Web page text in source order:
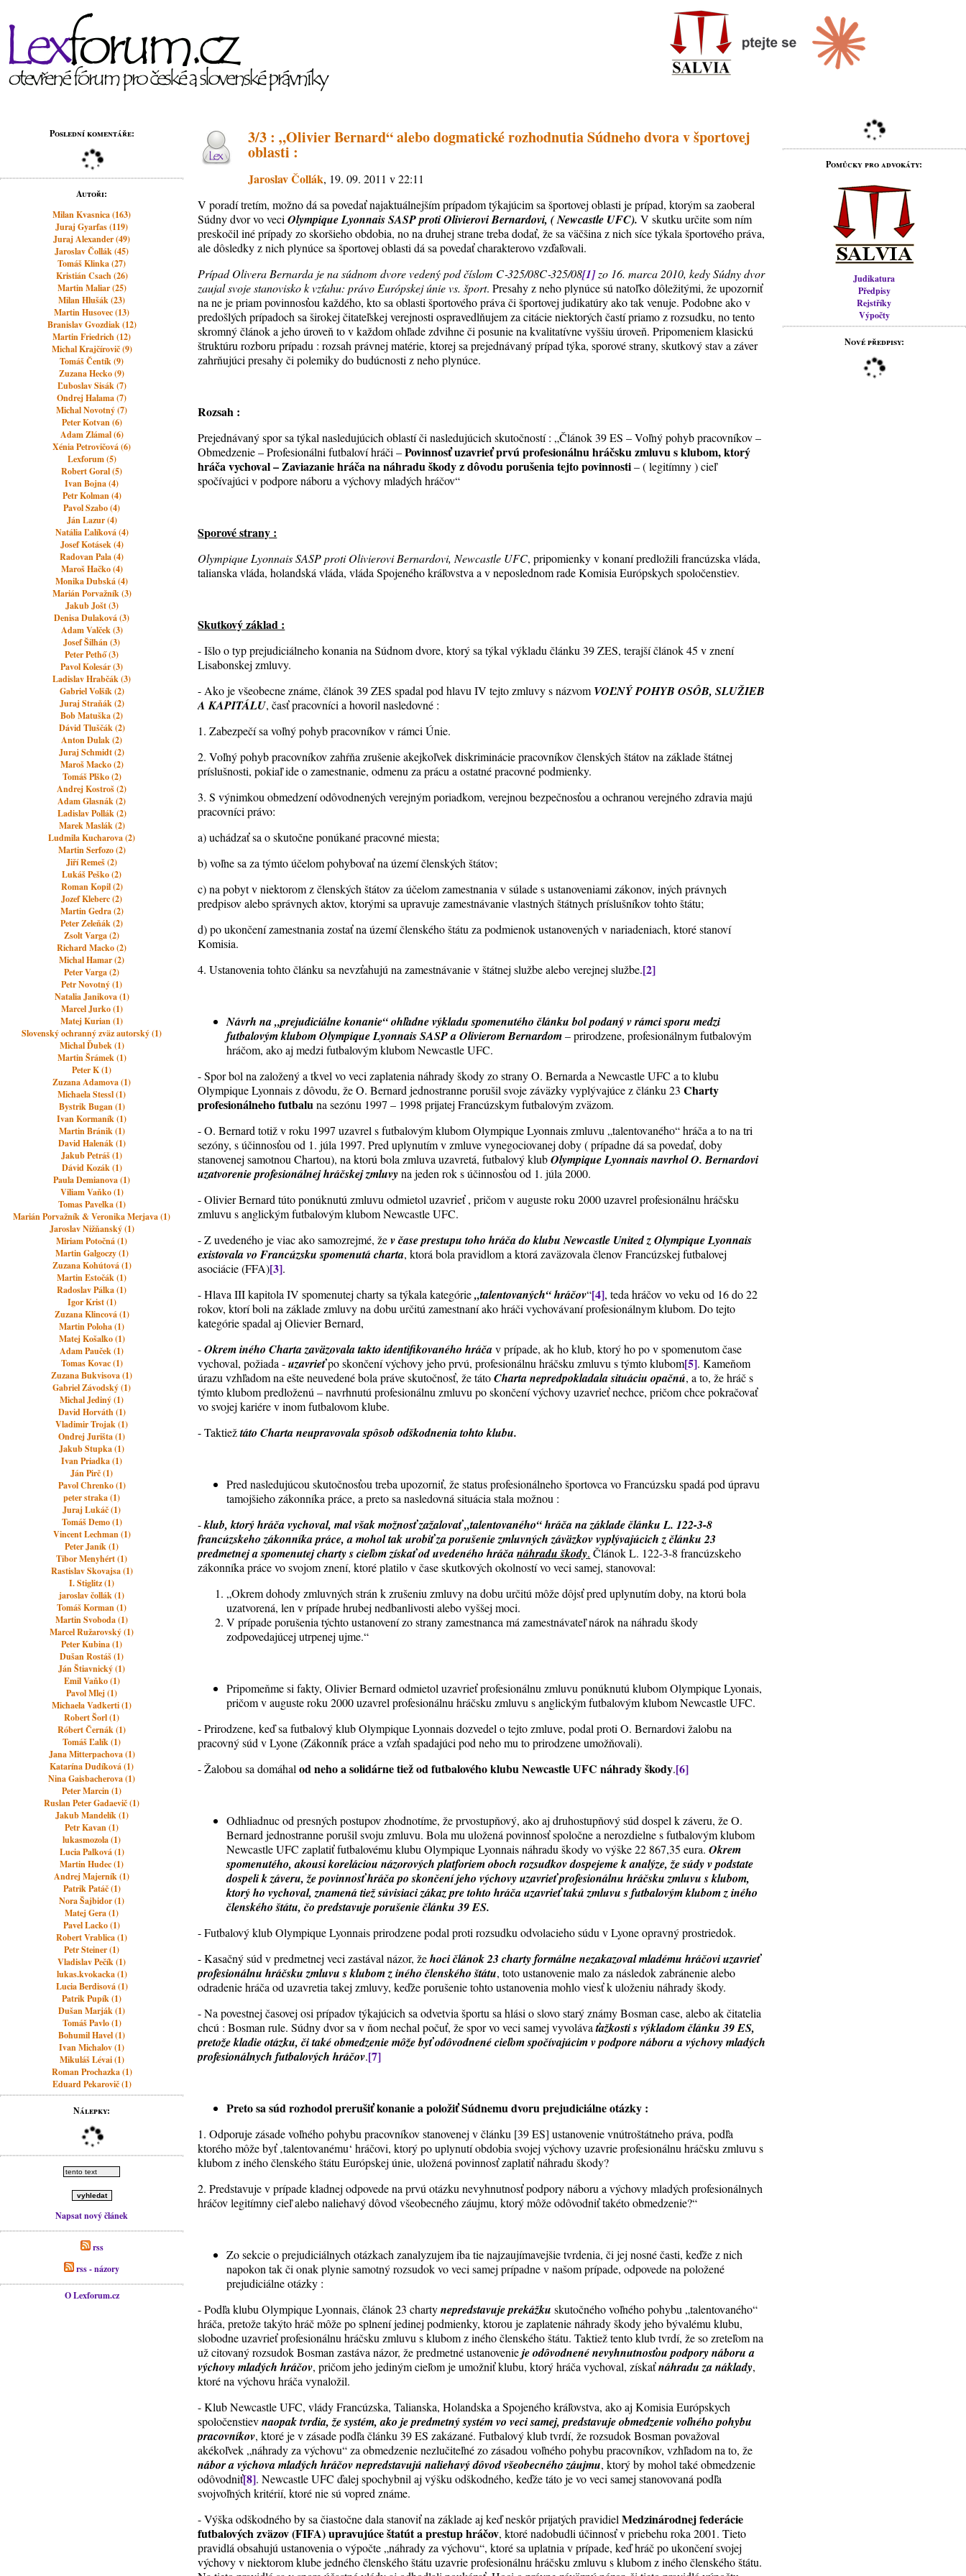
Poslední komentáře:
Autoři:
Milan Kvasnica (163)
Juraj Gyarfas (119)
Juraj Alexander (49)
Jaroslav Čollák (45)
Tomáš Klinka (27)
Kristián Csach (26)
Martin Maliar (25)
Milan Hlušák (23)
Martin Husovec (13)
Branislav Gvozdiak (12)
Martin Friedrich (12)
Michal Krajčírovič (9)
Tomáš Čentík (9)
Zuzana Hecko (9)
Ľuboslav Sisák (7)
Ondrej Halama (7)
Michal Novotný (7)
Peter Kotvan (6)
Adam Zlámal (6)
Xénia Petrovičová (6)
Lexforum (5)
Robert Goral (5)
Ivan Bojna (4)
Petr Kolman (4)
Pavol Szabo (4)
Ján Lazur (4)
Natália Ľalíková (4)
Josef Kotásek (4)
Radovan Pala (4)
Maroš Hačko (4)
Monika Dubská (4)
Marián Porvažník (3)
Jakub Jošt (3)
Denisa Dulaková (3)
Adam Valček (3)
Josef Šilhán (3)
Peter Pethő (3)
Pavol Kolesár (3)
Ladislav Hrabčák (3)
Gabriel Volšík (2)
Juraj Straňák (2)
Bob Matuška (2)
Dávid Tluščák (2)
Anton Dulak (2)
Juraj Schmidt (2)
Maroš Macko (2)
Tomáš Plško (2)
Andrej Kostroš (2)
Adam Glasnák (2)
Ladislav Pollák (2)
Marek Maslák (2)
Ludmila Kucharova (2)
Martin Serfozo (2)
Jiří Remeš (2)
Lukáš Peško (2)
Roman Kopil (2)
Jozef Kleberc (2)
Martin Gedra (2)
Peter Zeleňák (2)
Zsolt Varga (2)
Richard Macko (2)
Michal Hamar (2)
Peter Varga (2)
Petr Novotný (1)
Natalia Janikova (1)
Marcel Jurko (1)
Matej Kurian (1)
Slovenský ochranný zväz autorský (1)
Michal Ďubek (1)
Martin Šrámek (1)
Peter K (1)
Zuzana Adamova (1)
Michaela Stessl (1)
Bystrik Bugan (1)
Ivan Kormaník (1)
Martin Bránik (1)
David Halenák (1)
Jakub Petráš (1)
Dávid Kozák (1)
Paula Demianova (1)
Viliam Vaňko (1)
Tomas Pavelka (1)
Marián Porvažník & Veronika Merjava (1)
Jaroslav Nižňanský (1)
Miriam Potočná (1)
Martin Galgoczy (1)
Zuzana Kohútová (1)
Martin Estočák (1)
Radoslav Pálka (1)
Igor Krist (1)
Zuzana Klincová (1)
Martin Poloha (1)
Matej Košalko (1)
Adam Pauček (1)
Tomas Kovac (1)
Zuzana Bukvisova (1)
Gabriel Závodský (1)
Michal Jediný (1)
David Horváth (1)
Vladimir Trojak (1)
Ondrej Jurišta (1)
Jakub Stupka (1)
Ivan Priadka (1)
Ján Pirč (1)
Pavol Chrenko (1)
peter straka (1)
Juraj Lukáč (1)
Tomáš Demo (1)
Vincent Lechman (1)
Peter Janík (1)
Tibor Menyhért (1)
Rastislav Skovajsa (1)
I. Stiglitz (1)
jaroslav čollák (1)
Tomáš Korman (1)
Martin Svoboda (1)
Marcel Ružarovský (1)
Peter Kubina (1)
Dušan Rostáš (1)
Ján Štiavnický (1)
Emil Vaňko (1)
Pavol Mlej (1)
Michaela Vadkerti (1)
Robert Šorl (1)
Róbert Černák (1)
Tomáš Ľalík (1)
Jana Mitterpachova (1)
Katarína Dudíková (1)
Nina Gaisbacherova (1)
Peter Marcin (1)
Ruslan Peter Gadaevič (1)
Jakub Mandelík (1)
Petr Kavan (1)
lukasmozola (1)
Lucia Palková (1)
Martin Hudec (1)
Andrej Majerník (1)
Patrik Patáč (1)
Nora Šajbidor (1)
Matej Gera (1)
Pavel Lacko (1)
Robert Vrablica (1)
Petr Steiner (1)
Vladislav Pečík (1)
lukas.kvokacka (1)
Lucia Berdisová (1)
Patrik Pupík (1)
Dušan Marják (1)
Tomáš Pavlo (1)
Bohumil Havel (1)
Ivan Michalov (1)
Mikuláš Lévai (1)
Roman Prochazka (1)
Eduard Pekarovič (1)
Nálepky:
Napsat nový článek
rss
rss - názory
O Lexforum.cz
Pomůcky pro advokáty:
Judikatura
Předpisy
Rejstříky
Výpočty
Nové předpisy:
3/3 : „Olivier Bernard“ alebo dogmatické rozhodnutia Súdneho dvora v športovej
oblasti :
Jaroslav Čollák, 19. 09. 2011 v 22:11
V poradí tretím, možno dá sa povedať najaktuálnejším prípadom týkajúcim sa športovej oblasti je prípad, ktorým sa zaoberal
Súdny dvor vo veciOlympique Lyonnais SASP proti Olivierovi Bernardovi, ( Newcastle UFC). V skutku určite som ním
preskočil iné prípady zo skoršieho obdobia, no na druhej strane treba dodať, že sa väčšina z nich síce týkala športového práva,
ale dôsledky z nich plynúce sa športovej oblasti dá sa povedať charakterovo vzďaľovali.
Prípad Olivera Bernarda je na súdnom dvore vedený pod číslom C‑325/08C‑325/08[1]zo 16. marca 2010, kedy Súdny dvor
zaujal svoje stanovisko k vzťahu: právo Európskej únie vs. šport. Presahy z neho plynúce sú natoľko dôležitými, že upozorniť
na ne je priam povinnosťou každého, kto sa oblasti športového práva či športovej judikatúry ako tak venuje. Podobne ako v
predošlých prípadoch sa širokej čitateľskej verejnosti ospravedlňujem za citácie niektorých častí priamo z rozsudku, no tento
skromný článok a jeho úroveň to v každom ohľade zdvihne či posunie na kvalitatívne vyššiu úroveň. Pripomeniem klasickú
štruktúru rozboru prípadu : rozsah právnej matérie, ktorej sa prejednávaný prípad týka, sporové strany, skutkový stav a záver
zahrňujúci presahy či polemiky do budúcnosti z neho plynúce.
Rozsah :
Prejednávaný spor sa týkal nasledujúcich oblastí či nasledujúcich skutočností : „Článok 39 ES – Voľný pohyb pracovníkov –
Obmedzenie – Profesionálni futbaloví hráči –Povinnosť uzavrieť prvú profesionálnu hráčsku zmluvu s klubom, ktorý
hráča vychoval – Zaviazanie hráča na náhradu škody z dôvodu porušenia tejto povinnosti– ( legitímny ) cieľ
spočívajúci v podpore náboru a výchovy mladých hráčov“
Sporové strany :
Olympique Lyonnais SASP proti Olivierovi Bernardovi, Newcastle UFC, pripomienky v konaní predložili francúzska vláda,
talianska vláda, holandská vláda, vláda Spojeného kráľovstva a v neposlednom rade Komisia Európskych spoločenstiev.
Skutkový základ :
- Išlo o typ prejudiciálneho konania na Súdnom dvore, ktorý sa týkal výkladu článku 39 ZES, terajší článok 45 v znení
Lisabonskej zmluvy.
- Ako je všeobecne známe, článok 39 ZES spadal pod hlavu IV tejto zmluvy s názvom VOĽNÝ POHYB OSÔB, SLUŽIEB
A KAPITÁLU, časť pracovníci a hovoril nasledovné :
1. Zabezpečí sa voľný pohyb pracovníkov v rámci Únie.
2. Voľný pohyb pracovníkov zahŕňa zrušenie akejkoľvek diskriminácie pracovníkov členských štátov na základe štátnej
príslušnosti, pokiaľ ide o zamestnanie, odmenu za prácu a ostatné pracovné podmienky.
3. S výnimkou obmedzení odôvodnených verejným poriadkom, verejnou bezpečnosťou a ochranou verejného zdravia majú
pracovníci právo:
a) uchádzať sa o skutočne ponúkané pracovné miesta;
b) voľne sa za týmto účelom pohybovať na území členských štátov;
c) na pobyt v niektorom z členských štátov za účelom zamestnania v súlade s ustanoveniami zákonov, iných právnych
predpisov alebo správnych aktov, ktorými sa upravuje zamestnávanie vlastných štátnych príslušníkov tohto štátu;
d) po ukončení zamestnania zostať na území členského štátu za podmienok ustanovených v nariadeniach, ktoré stanoví
Komisia.
4. Ustanovenia tohto článku sa nevzťahujú na zamestnávanie v štátnej službe alebo verejnej službe.[2]
Návrh na „prejudiciálne konanie“ ohľadne výkladu spomenutého článku bol podaný v rámci sporu medzi
futbalovým klubom Olympique Lyonnais SASP a Olivierom Bernardom– prirodzene, profesionálnym futbalovým
hráčom, ako aj medzi futbalovým klubom Newcastle UFC.
- Spor bol na založený a tkvel vo veci zaplatenia náhrady škody zo strany O. Bernarda a Newcastle UFC a to klubu
Olympique Lyonnais z dôvodu, že O. Bernard jednostranne porušil svoje záväzky vyplývajúce z článku 23Charty
profesionálneho futbaluna sezónu 1997 – 1998 prijatej Francúzskym futbalovým zväzom.
- O. Bernard totiž v roku 1997 uzavrel s futbalovým klubom Olympique Lyonnais zmluvu „talentovaného“ hráča a to na tri
sezóny, s účinnosťou od 1. júla 1997. Pred uplynutím v zmluve vynegociovanej doby ( prípadne dá sa povedať, doby
stanovenej samotnou Chartou), na ktorú bola zmluva uzavretá, futbalový klubOlympique Lyonnais navrhol O. Bernardovi
uzatvorenie profesionálnej hráčskej zmluvyna jeden rok s účinnosťou od 1. júla 2000.
- Olivier Bernard túto ponúknutú zmluvu odmietol uzavrieť , pričom v auguste roku 2000 uzavrel profesionálnu hráčsku
zmluvu s anglickým futbalovým klubom Newcastle UFC.
- Z uvedeného je viac ako samozrejmé, žev čase prestupu toho hráča do klubu Newcastle United z Olympique Lyonnais
existovala vo Francúzsku spomenutá charta, ktorá bola pravidlom a ktorá zaväzovala členov Francúzskej futbalovej
asociácie (FFA)[3].
- Hlava III kapitola IV spomenutej charty sa týkala kategórie„talentovaných“ hráčov“[4], teda hráčov vo veku od 16 do 22
rokov, ktorí boli na základe zmluvy na dobu určitú zamestnaní ako hráči vychovávaní profesionálnym klubom. Do tejto
kategórie spadal aj Olievier Bernard,
-Okrem iného Charta zaväzovala takto identifikovaného hráčav prípade, ak ho klub, ktorý ho po v spomenutom čase
vychoval, požiada -uzavrieťpo skončení výchovy jeho prvú, profesionálnu hráčsku zmluvu s týmto klubom[5]. Kameňom
úrazu vzhľadom na ešte neuvedené bola práve skutočnosť, že tátoCharta nepredpokladala situáciu opačnú, a to, že hráč s
týmto klubom predloženú – navrhnutú profesionálnu zmluvu po skončení výchovy uzavrieť nechce, pričom chce pokračovať
vo svojej kariére v inom futbalovom klube.
- Taktiežtáto Charta neupravovala spôsob odškodnenia tohto klubu.
Pred nasledujúcou skutočnosťou treba upozorniť, že status profesionálneho športovca vo Francúzsku spadá pod úpravu
tamojšieho zákonníka práce, a preto sa nasledovná situácia stala možnou :
-klub, ktorý hráča vychoval, mal však možnosť zažalovať „talentovaného“ hráča na základe článku L. 122-3-8
francúzskeho zákonníka práce, a mohol tak urobiť za porušenie zmluvných záväzkov vyplývajúcich z článku 23
predmetnej a spomenutej charty s cieľom získať od uvedeného hráčanáhradu škody. Článok L. 122-3-8 francúzskeho
zákonníka práce vo svojom znení, ktoré platilo v čase skutkových okolností vo veci samej, stanovoval:
„Okrem dohody zmluvných strán k zrušeniu zmluvy na dobu určitú môže dôjsť pred uplynutím doby, na ktorú bola
uzatvorená, len v prípade hrubej nedbanlivosti alebo vyššej moci.
V prípade porušenia týchto ustanovení zo strany zamestnanca má zamestnávateľ nárok na náhradu škody
zodpovedajúcej utrpenej ujme.“
Pripomeňme si fakty, Olivier Bernard odmietol uzavrieť profesionálnu zmluvu ponúknutú klubom Olympique Lyonais,
pričom v auguste roku 2000 uzavrel profesionálnu hráčsku zmluvu s anglickým futbalovým klubom Newcastle UFC.
- Prirodzene, keď sa futbalový klub Olympique Lyonnais dozvedel o tejto zmluve, podal proti O. Bernardovi žalobu na
pracovný súd v Lyone (Zákonník práce a vzťah spadajúci pod neho mu to prirodzene umožňovali).
- Žalobou sa domáhalod neho a solidárne tiež od futbalového klubu Newcastle UFC náhrady škody.[6]
Odhliadnuc od presných postupov zhodnotíme, že prvostupňový, ako aj druhostupňový súd dospel k záveru, že O.
Bernard jednostranne porušil svoju zmluvu. Bola mu uložená povinnosť spoločne a nerozdielne s futbalovým klubom
Newcastle UFC zaplatiť futbalovému klubu Olympique Lyonnais náhradu škody vo výške 22 867,35 eura.Okrem
spomenutého, akousi koreláciou názorových platforiem oboch rozsudkov dospejeme k analýze, že súdy v podstate
dospeli k záveru, že povinnosť hráča po skončení jeho výchovy uzavrieť profesionálnu hráčsku zmluvu s klubom,
ktorý ho vychoval, znamená tiež súvisiaci zákaz pre tohto hráča uzavrieť takú zmluvu s futbalovým klubom z iného
členského štátu, čo predstavuje porušenie článku 39 ES.
- Futbalový klub Olympique Lyonnais prirodzene podal proti rozsudku odvolacieho súdu v Lyone opravný prostriedok.
- Kasačný súd v predmetnej veci zastával názor, žehoci článok 23 charty formálne nezakazoval mladému hráčovi uzavrieť
profesionálnu hráčsku zmluvu s klubom z iného členského štátu, toto ustanovenie malo za následok zabránenie alebo
odradenie hráča od uzavretia takej zmluvy, keďže porušenie tohto ustanovenia mohlo viesť k uloženiu náhrady škody.
- Na povestnej časovej osi prípadov týkajúcich sa odvetvia športu sa hlási o slovo starý známy Bosman case, alebo ak čitatelia
chcú : Bosman rule. Súdny dvor sa v ňom nechal počuť, že spor vo veci samej vyvolávaťažkosti s výkladom článku 39 ES,
pretože kladie otázku, či také obmedzenie môže byť odôvodnené cieľom spočívajúcim v podpore náboru a výchovy mladých
profesionálnych futbalových hráčov.[7]
Preto sa súd rozhodol prerušiť konanie a položiť Súdnemu dvoru prejudiciálne otázky :
1. Odporuje zásade voľného pohybu pracovníkov stanovenej v článku [39 ES] ustanovenie vnútroštátneho práva, podľa
ktorého môže byť ‚talentovanému‘ hráčovi, ktorý po uplynutí obdobia svojej výchovy uzavrie profesionálnu hráčsku zmluvu s
klubom z iného členského štátu Európskej únie, uložená povinnosť zaplatiť náhradu škody?
2. Predstavuje v prípade kladnej odpovede na prvú otázku nevyhnutnosť podpory náboru a výchovy mladých profesionálnych
hráčov legitímny cieľ alebo naliehavý dôvod všeobecného záujmu, ktorý môže odôvodniť takéto obmedzenie?“
Zo sekcie o prejudiciálnych otázkach zanalyzujem iba tie najzaujímavejšie tvrdenia, či jej nosné časti, keďže z nich
napokon tak či onak plynie samotný rozsudok vo veci samej prípadne v našom prípade, odpovede na položené
prejudiciálne otázky :
- Podľa klubu Olympique Lyonnais, článok 23 chartynepredstavuje prekážku skutočného voľného pohybu „talentovaného“
hráča, pretože takýto hráč môže po splnení jedinej podmienky, ktorou je zaplatenie náhrady škody jeho bývalému klubu,
slobodne uzavrieť profesionálnu hráčsku zmluvu s klubom z iného členského štátu. Taktiež tento klub tvrdí, že so zreteľom na
už citovaný rozsudok Bosman zastáva názor, že predmetné ustanovenieje odôvodnené nevyhnutnosťou podpory náboru a
výchovy mladých hráčov, pričom jeho jediným cieľom je umožniť klubu, ktorý hráča vychoval, získaťnáhradu za náklady,
ktoré na výchovu hráča vynaložil.
- Klub Newcastle UFC, vlády Francúzska, Talianska, Holandska a Spojeného kráľovstva, ako aj Komisia Európskych
spoločenstievnaopak tvrdia, že systém, ako je predmetný systém vo veci samej, predstavuje obmedzenie voľného pohybu
pracovníkov, ktoré je v zásade podľa článku 39 ES zakázané. Futbalový klub tvrdí, že rozsudok Bosman považoval
akékoľvek „náhrady za výchovu“ za obmedzenie nezlučiteľné zo zásadou voľného pohybu pracovníkov, vzhľadom na to, že
nábor a výchova mladých hráčov nepredstavujú naliehavý dôvod všeobecného záujmu, ktorý by mohol také obmedzenie
odôvodniť[8]. Newcastle UFC ďalej spochybnil aj výšku odškodného, keďže táto je vo veci samej stanovovaná podľa
svojvoľných kritérií, ktoré nie sú vopred známe.
- Výška odškodného by sa čiastočne dala stanoviť na základe aj keď neskôr prijatých pravidielMedzinárodnej federácie
futbalových zväzov (FIFA) upravujúce štatút a prestup hráčov, ktoré nadobudli účinnosť v priebehu roka 2001. Tieto
pravidlá obsahujú ustanovenia o výpočte „náhrady za výchovu“, ktoré sa uplatnia v prípade, keď hráč po ukončení svojej
výchovy v niektorom klube jedného členského štátu uzavrie profesionálnu hráčsku zmluvu s klubom z iného členského štátu.